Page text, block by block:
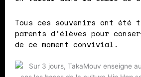
Tous ces souvenirs ont été
parents d’élèves pour
de ce moment convivial.